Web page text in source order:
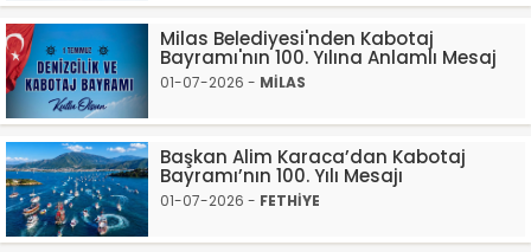
Milas Belediyesi'nden Kabotaj
Bayramı'nın 100. Yılına Anlamlı Mesaj
01-07-2026 - MİLAS
Başkan Alim Karaca’dan Kabotaj
Bayramı’nın 100. Yılı Mesajı
01-07-2026 - FETHİYE